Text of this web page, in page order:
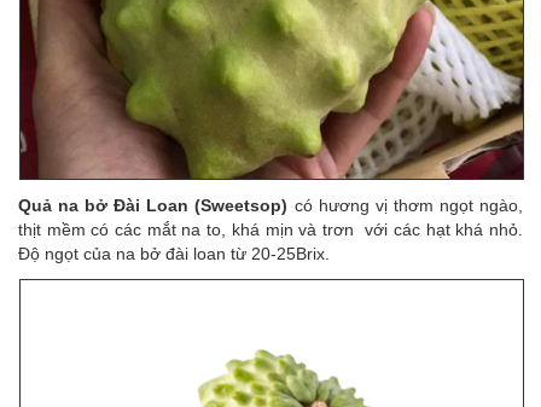
Quả na bở Đài Loan (Sweetsop) có hương vị thơm ngọt ngào,
thịt mềm có các mắt na to, khá mịn và trơn với các hạt khá nhỏ.
Độ ngọt của na bở đài loan từ 20-25Brix.